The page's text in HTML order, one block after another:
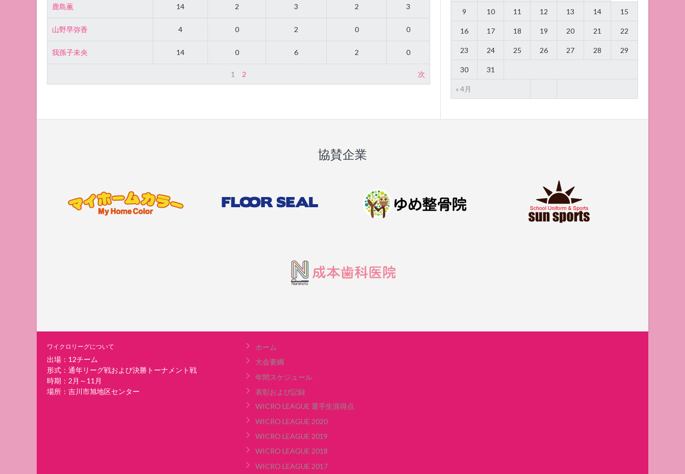
鹿島薫 14 2 3 2 3
山野早弥香 4 0 2 0 0
我孫子未央 14 0 6 2 0
1 2 次
« 4月
9 10 11 12 13 14 15
16 17 18 19 20 21 22
23 24 25 26 27 28 29
30 31
協賛企業
ワイクロリーグについて
出場：12チーム
形式：通年リーグ戦および決勝トーナメント戦
時期：2月～11月
場所：吉川市旭地区センター
ホーム
大会要綱
年間スケジュール
表彰および記録
WICRO LEAGUE 選手生涯得点
WICRO LEAGUE 2020
WICRO LEAGUE 2019
WICRO LEAGUE 2018
WICRO LEAGUE 2017